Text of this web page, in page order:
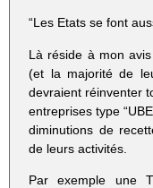
“Les Etats se font
Là réside à mon
(et la majorité de
devraient réinventer
entreprises type
diminutions de
de leurs activités.
Par exemple une